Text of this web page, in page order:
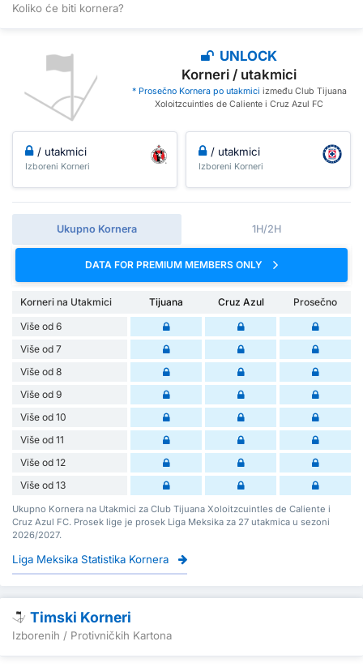
Koliko će biti kornera?
UNLOCK
Korneri / utakmici
* Prosečno Kornera po utakmici između Club Tijuana
Xoloitzcuintles de Caliente i Cruz Azul FC
/ utakmici
Izboreni Korneri
/ utakmici
Izboreni Korneri
Ukupno Kornera 1H/2H
DATA FOR PREMIUM MEMBERS ONLY
Korneri na Utakmici Tijuana Cruz Azul
Prosečno
Više od 6
Više od 7
Više od 8
Više od 9
Više od 10
Više od 11
Više od 12
Više od 13
Ukupno Kornera na Utakmici za Club Tijuana Xoloitzcuintles de Caliente i
Cruz Azul FC. Prosek lige je prosek Liga Meksika za 27 utakmica u sezoni
2026/2027.
Liga Meksika Statistika Kornera
Timski Korneri
Izborenih / Protivničkih Kartona